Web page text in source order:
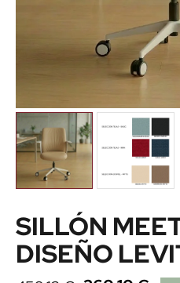
SILLÓN
DISEÑO